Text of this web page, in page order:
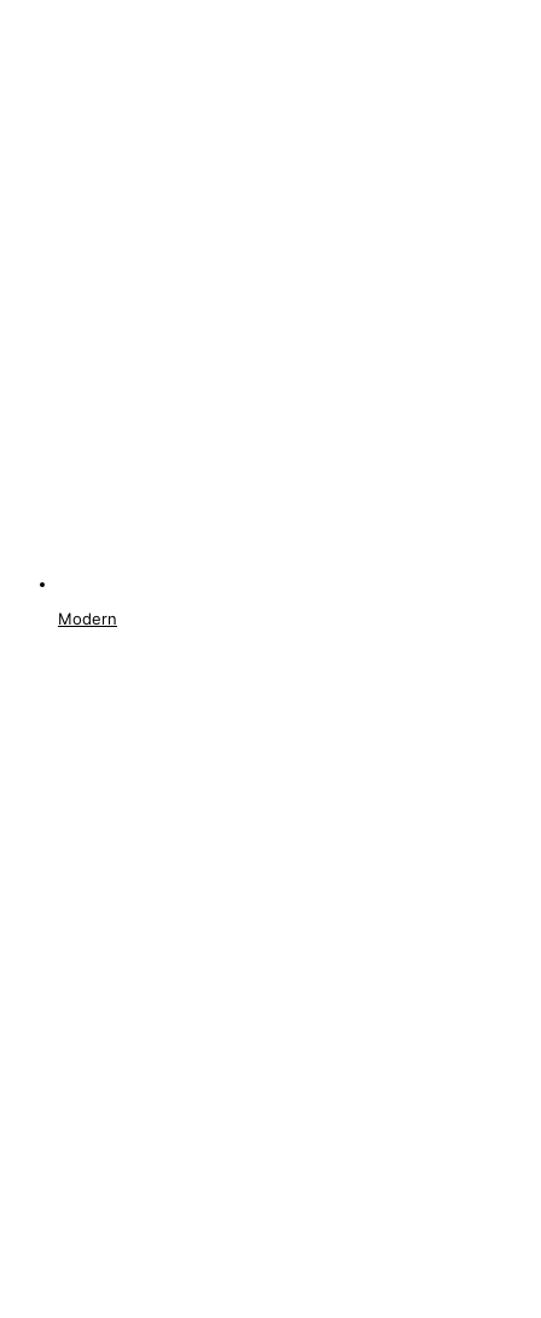
Modern